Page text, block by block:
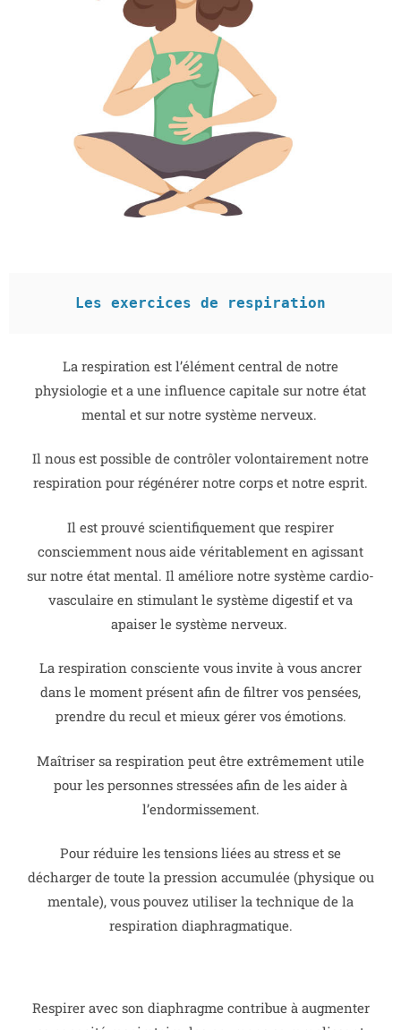
Les exercices de respiration
La respiration est l’élément central de notre
physiologie et a une influence capitale sur notre état
mental et sur notre système nerveux.
Il nous est possible de contrôler volontairement notre
respiration pour régénérer notre corps et notre esprit.
Il est prouvé scientifiquement que respirer
consciemment nous aide véritablement en agissant
sur notre état mental. Il améliore notre système cardio-
vasculaire en stimulant le système digestif et va
apaiser le système nerveux.
La respiration consciente vous invite à vous ancrer
dans le moment présent afin de filtrer vos pensées,
prendre du recul et mieux gérer vos émotions.
Maîtriser sa respiration peut être extrêmement utile
pour les personnes stressées afin de les aider à
l’endormissement.
Pour réduire les tensions liées au stress et se
décharger de toute la pression accumulée (physique ou
mentale), vous pouvez utiliser la technique de la
respiration diaphragmatique.
Respirer avec son diaphragme contribue à augmenter